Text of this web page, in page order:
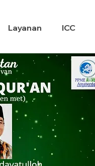
Layanan ICC